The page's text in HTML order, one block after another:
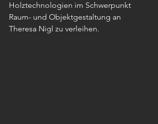
Holztechnologien im Schwerpunkt
Raum- und Objektgestaltung an
Theresa Nigl zu verleihen.